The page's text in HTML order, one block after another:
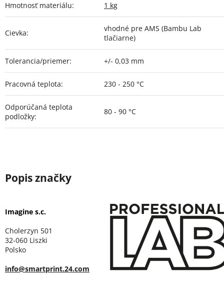
Hmotnosť materiálu: 1 kg
Cievka:
vhodné pre AMS (Bambu Lab
tlačiarne)
Tolerancia/priemer: +/- 0,03 mm
Pracovná teplota: 230 - 250 °C
Odporúčaná teplota
podložky:
80 - 90 °C
Imagine s.c.
Cholerzyn 501
32-060 Liszki
Polsko
info@smartprint.24.com